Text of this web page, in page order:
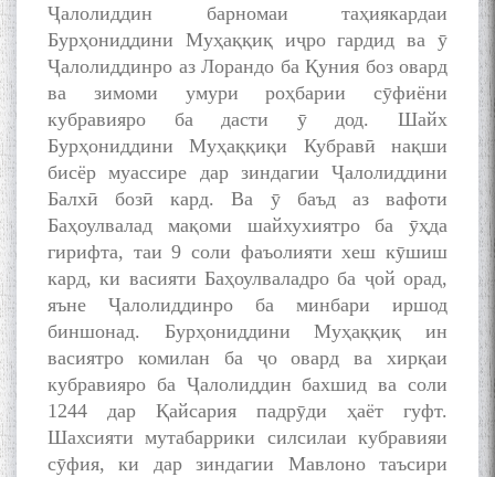
Ҷалолиддин барномаи таҳиякардаи
Бурҳониддини Муҳаққиқ иҷро гардид ва ӯ
Ҷалолиддинро аз Лорандо ба Қуния боз овард
ва зимоми умури роҳбарии сӯфиёни
кубравияро ба дасти ӯ дод. Шайх
Бурҳониддини Муҳаққиқи Кубравӣ нақши
бисёр муассире дар зиндагии Ҷалолиддини
Балхӣ бозӣ кард. Ва ӯ баъд аз вафоти
Баҳоулвалад мақоми шайхухиятро ба ӯҳда
гирифта, таи 9 соли фаъолияти хеш кӯшиш
кард, ки васияти Баҳоулваладро ба ҷой орад,
яъне Ҷалолиддинро ба минбари иршод
биншонад. Бурҳониддини Муҳаққиқ ин
васиятро комилан ба ҷо овард ва хирқаи
кубравияро ба Ҷалолиддин бахшид ва соли
1244 дар Қайсария падрӯди ҳаёт гуфт.
Шахсияти мутабаррики силсилаи кубравияи
сӯфия, ки дар зиндагии Мавлоно таъсири